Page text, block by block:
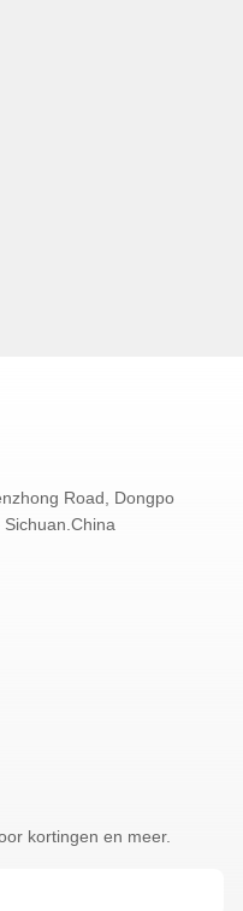
Road, Dongpo
kortingen en meer.